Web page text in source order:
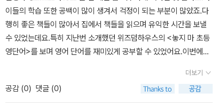
에도 아이들이 어릴때는 재미있게 배울 수 있는 책이 가장 좋은 책이
라고 생각을 가지고 있었는데 놓지마 초등 영어표현 책이야 말로 저
의 생각에 딱 들어맞는 책이였어요만화로 재미있게 영어공부를 하다
보면 영어 말하기도 자신 있게할 수 있을것 같은 확신이 들었네요​​책
을 보고 나니 솔직히 다른 교과 교재들도 놓지마 작가님이 재미있게
학 교재를 만들어주신다면 아이들이 어려워하는 교과 과학도 더 재미
았고 본인의 주관적인 견해에 의하여 작성함]
ㅎㅎㅎ 이미 재미가 사로잡은 학습만화 놓지마 초등 영어 표현 5
개의 영어 표현을 배우고 잊으면 안되져 다시한번 복습하는 시간을
Review에서 만들어 준답니다 첫 시작부터 그림에서 재미를 발견
하는 아들 배에서 축 쳐져 있는 정신이 발견 ㅋㅋㅋㅋㅋ 엄마랑 마
주앉아 QR코드로 원어민 표현으로 들어요 훨씬 훨씬 익히기 좋은
초등 영어책 놓지마 초등 영어 표현임에 확실해요 여러 영어 표현
이들의 학습 또한 공백이 많이 생겨서 걱정이 되는 부분이 많았죠.다
행히 좋은 책들이 많아서 집에서 책들을 읽으며 유익한 시간을 보낼
수 있었는데요.특히 지난번 소개했던 위즈덤하우스의 <놓지 마 초등
영단어>를 보며 영어 단어를 재미있게 공부할 수 있었어요.이번에는
페 서평단을 통해 만나보았답니다. <놓지 마 초등 영어 표현>은 정신
이의 가족의 여행 이야기를 통해 80여 개의 영어 표현을 읽고 듣고
말하고 쓰며 익힐 수 있고요,재미있는 이야기와 영어 표현, 문제 등이
더보기
공감 (0) 댓글 (0)